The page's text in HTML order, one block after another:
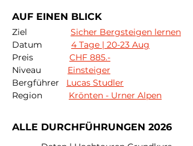
AUF EINEN BLICK
Ziel Sicher Bergsteigen lernen
Datum 4 Tage | 20-23 Aug
Preis CHF 885.-
Niveau Einsteiger
Bergführer Lucas Studler
Region Krönten - Urner Alpen
ALLE DURCHFÜHRUNGEN 2026